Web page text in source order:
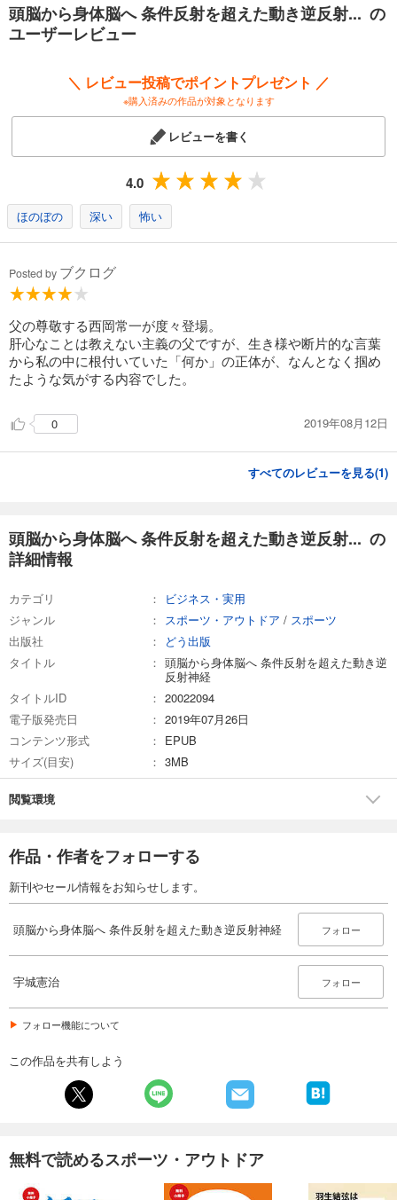
第三章 理想の身体動作
第四章 反射神経から逆反射神経へ
頭脳から身体脳へ 条件反射を超えた動き逆反射... の
ユーザーレビュー
＼ レビュー投稿でポイントプレゼント ／
※購入済みの作品が対象となります
レビューを書く
4.0
ほのぼの 深い 怖い
Posted by ブクログ
父の尊敬する西岡常一が度々登場。
肝心なことは教えない主義の父ですが、生き様や断片的な言葉
から私の中に根付いていた「何か」の正体が、なんとなく掴め
たような気がする内容でした。
0 2019年08月12日
すべてのレビューを見る(1)
頭脳から身体脳へ 条件反射を超えた動き逆反射... の
詳細情報
カテゴリ
ビジネス・実用
ジャンル
スポーツ・アウトドア / スポーツ
出版社
どう出版
タイトル
頭脳から身体脳へ 条件反射を超えた動き逆
反射神経
タイトルID
20022094
電子版発売日
2019年07月26日
コンテンツ形式
EPUB
サイズ(目安)
3MB
閲覧環境
作品・作者をフォローする
新刊やセール情報をお知らせします。
頭脳から身体脳へ 条件反射を超えた動き逆反射神経 フォロー
宇城憲治 フォロー
フォロー機能について
この作品を共有しよう
無料で読めるスポーツ・アウトドア